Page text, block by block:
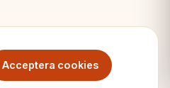
Acceptera cookies